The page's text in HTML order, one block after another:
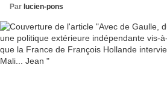
Jean
Par lucien-pons